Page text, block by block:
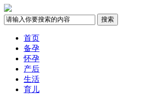
首页
备孕
怀孕
产后
生活
育儿